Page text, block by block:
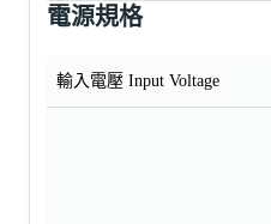
電源規格
輸入電壓 Input Voltage